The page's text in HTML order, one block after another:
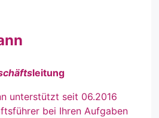
leitung
unterstützt seit 06.2016
bei Ihren Aufgaben